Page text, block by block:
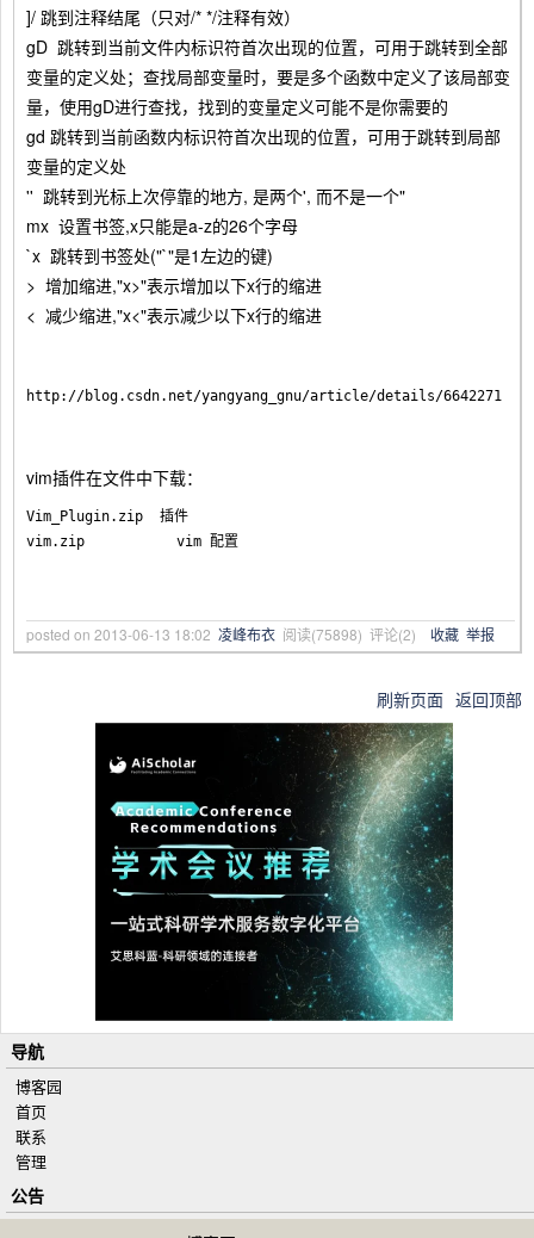
]/ 跳到注释结尾（只对/* */注释有效）
gD 跳转到当前文件内标识符首次出现的位置，可用于跳转到全部
变量的定义处；查找局部变量时，要是多个函数中定义了该局部变
量，使用gD进行查找，找到的变量定义可能不是你需要的
gd 跳转到当前函数内标识符首次出现的位置，可用于跳转到局部
变量的定义处
'' 跳转到光标上次停靠的地方, 是两个', 而不是一个"
mx 设置书签,x只能是a-z的26个字母
`x 跳转到书签处("`"是1左边的键)
> 增加缩进,"x>"表示增加以下x行的缩进
< 减少缩进,"x<"表示减少以下x行的缩进
vim插件在文件中下载：
Vim_Plugin.zip  插件
posted on 2013-06-13 18:02 凌峰布衣 阅读(75898) 评论(2) 收藏 举报
刷新页面 返回顶部
导航
博客园
首页
联系
管理
公告